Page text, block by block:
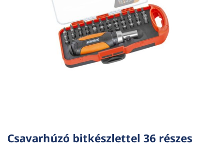
Csavarhúzó bitkészlettel 36 részes